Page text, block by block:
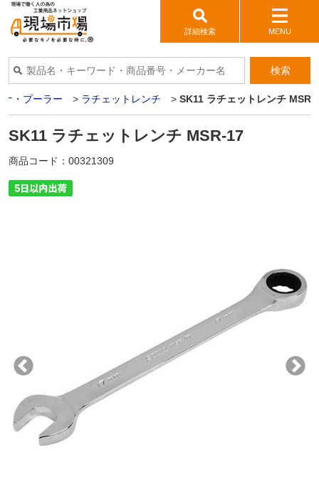
詳細検索 MENU
検索
・プーラー > ラチェットレンチ > SK11 ラチェットレンチ MSR-
SK11 ラチェットレンチ MSR-17
商品コード： 00321309